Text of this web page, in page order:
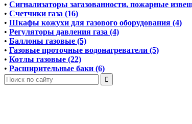
• Сигнализаторы загазованности, пожарные
• Счетчики газа (16)
• Шкафы кожухи для газового оборудования (4)
• Регуляторы давления газа (4)
• Баллоны газовые (5)
• Газовые проточные водонагреватели (5)
• Котлы газовые (22)
• Расширительные баки (6)